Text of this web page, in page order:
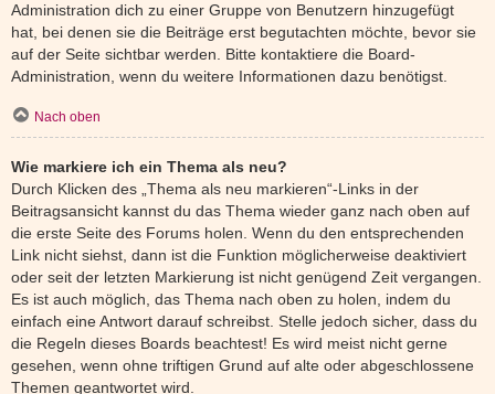
Administration dich zu einer Gruppe von Benutzern hinzugefügt
hat, bei denen sie die Beiträge erst begutachten möchte, bevor sie
auf der Seite sichtbar werden. Bitte kontaktiere die Board-
Administration, wenn du weitere Informationen dazu benötigst.
Nach oben
Wie markiere ich ein Thema als neu?
Durch Klicken des „Thema als neu markieren“-Links in der
Beitragsansicht kannst du das Thema wieder ganz nach oben auf
die erste Seite des Forums holen. Wenn du den entsprechenden
Link nicht siehst, dann ist die Funktion möglicherweise deaktiviert
oder seit der letzten Markierung ist nicht genügend Zeit vergangen.
Es ist auch möglich, das Thema nach oben zu holen, indem du
einfach eine Antwort darauf schreibst. Stelle jedoch sicher, dass du
die Regeln dieses Boards beachtest! Es wird meist nicht gerne
gesehen, wenn ohne triftigen Grund auf alte oder abgeschlossene
Themen geantwortet wird.